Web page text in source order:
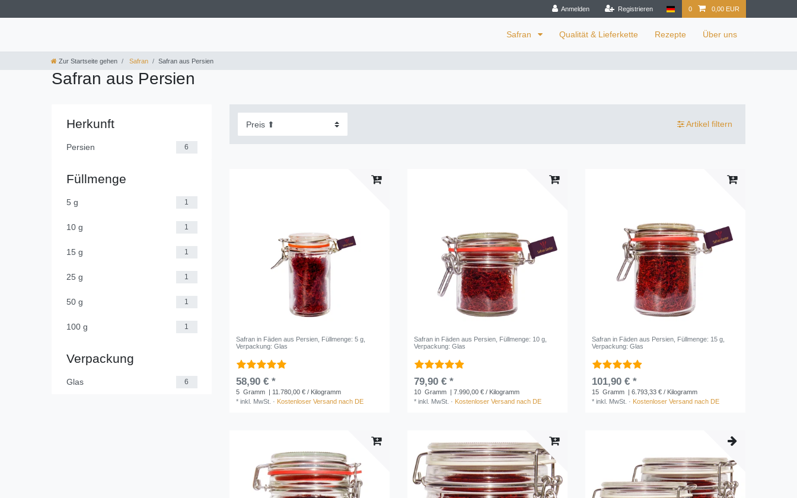
Anmelden Registrieren 0 0,00 EUR
Safran Qualität & Lieferkette Rezepte Über uns
Zur Startseite gehen Safran Safran aus Persien
Safran aus Persien
Herkunft
Persien 6
Füllmenge
5 g 1
10 g 1
15 g 1
25 g 1
50 g 1
100 g 1
Verpackung
Glas 6
Artikel filtern
Safran in Fäden aus Persien , Füllmenge: 5 g
Verpackung: Glas
58,90 € *
5 Gramm | 11.780,00 € / Kilogramm
*inkl. MwSt. · Kostenloser Versand nach DE
Safran in Fäden aus Persien , Füllmenge: 10 g
Verpackung: Glas
79,90 € *
10 Gramm | 7.990,00 € / Kilogramm
*inkl. MwSt. · Kostenloser Versand nach DE
Safran in Fäden aus Persien , Füllmenge: 15 g
Verpackung: Glas
101,90 € *
15 Gramm | 6.793,33 € / Kilogramm
*inkl. MwSt. · Kostenloser Versand nach DE